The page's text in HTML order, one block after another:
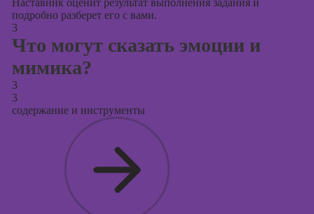
Наставник оценит результат выполнения задания и
подробно разберет его с вами.
3
Что могут сказать эмоции и
мимика?
3
3
содержание и инструменты